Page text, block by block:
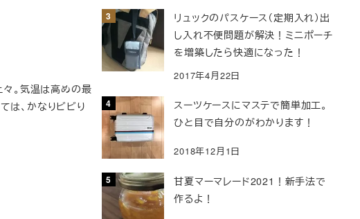
。気温は高めの最
は、かなりビビり
リュックのパスケース（定期入れ）出
し入れ不便問題が解決！ミニポーチ
を増築したら快適になった！
2017年4月22日
スーツケースにマステで簡単加工。
ひと目で自分のがわかります！
2018年12月1日
甘夏マーマレード2021！新手法で
作るよ！